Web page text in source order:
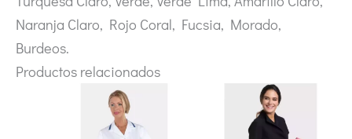
Naranja Claro, Rojo Coral, Fucsia, Morado,
Burdeos.
Productos relacionados